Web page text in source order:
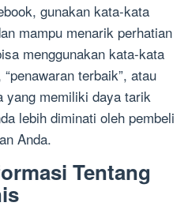
gunakan kata-kata
mampu menarik perhatian
menggunakan kata-kata
terbaik”, atau
yang memiliki daya tarik
lebih diminati oleh pembeli
Anda.
Tentang